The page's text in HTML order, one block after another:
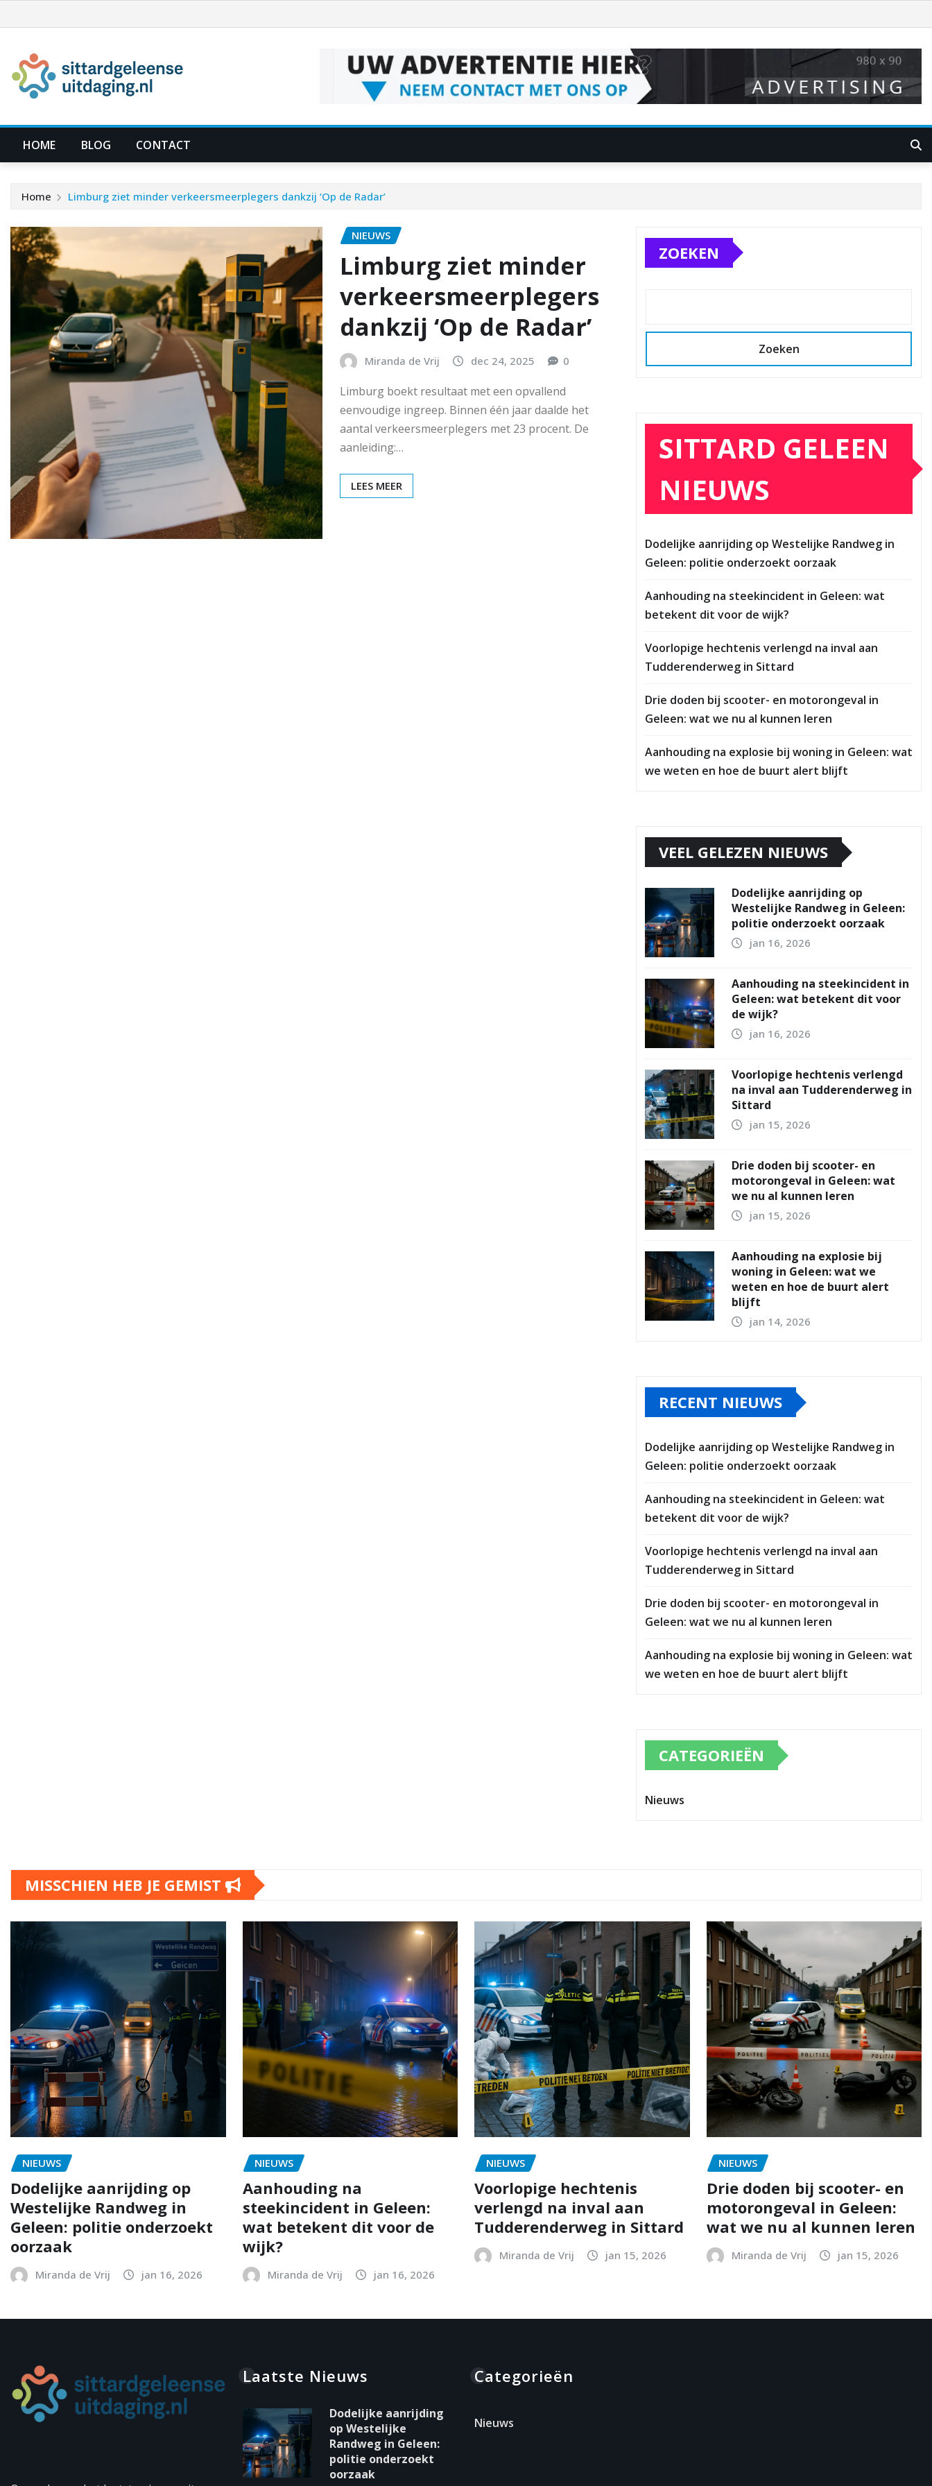
naar
inhoud
HOME BLOG CONTACT
Home Limburg ziet minder verkeersmeerplegers dankzij ‘Op de Radar’
NIEUWS
Limburg ziet minder
verkeersmeerplegers
dankzij ‘Op de Radar’
Miranda de Vrij dec 24, 2025 0
Limburg boekt resultaat met een opvallend
eenvoudige ingreep. Binnen één jaar daalde het
aantal verkeersmeerplegers met 23 procent. De
aanleiding:…
LEES MEER
ZOEKEN
Zoeken
SITTARD GELEEN
NIEUWS
Dodelijke aanrijding op Westelijke Randweg in
Geleen: politie onderzoekt oorzaak
Aanhouding na steekincident in Geleen: wat
betekent dit voor de wijk?
Voorlopige hechtenis verlengd na inval aan
Tudderenderweg in Sittard
Drie doden bij scooter- en motorongeval in
Geleen: wat we nu al kunnen leren
Aanhouding na explosie bij woning in Geleen: wat
we weten en hoe de buurt alert blijft
VEEL GELEZEN NIEUWS
Dodelijke aanrijding op
Westelijke Randweg in Geleen:
politie onderzoekt oorzaak
jan 16, 2026
Aanhouding na steekincident in
Geleen: wat betekent dit voor
de wijk?
jan 16, 2026
Voorlopige hechtenis verlengd
na inval aan Tudderenderweg in
Sittard
jan 15, 2026
Drie doden bij scooter- en
motorongeval in Geleen: wat
we nu al kunnen leren
jan 15, 2026
Aanhouding na explosie bij
woning in Geleen: wat we
weten en hoe de buurt alert
blijft
jan 14, 2026
RECENT NIEUWS
Dodelijke aanrijding op Westelijke Randweg in
Geleen: politie onderzoekt oorzaak
Aanhouding na steekincident in Geleen: wat
betekent dit voor de wijk?
Voorlopige hechtenis verlengd na inval aan
Tudderenderweg in Sittard
Drie doden bij scooter- en motorongeval in
Geleen: wat we nu al kunnen leren
Aanhouding na explosie bij woning in Geleen: wat
we weten en hoe de buurt alert blijft
CATEGORIEËN
Nieuws
MISSCHIEN HEB JE GEMIST
NIEUWS
Dodelijke aanrijding op
Westelijke Randweg in
Geleen: politie onderzoekt
oorzaak
Miranda de Vrij jan 16, 2026
NIEUWS
Aanhouding na
steekincident in Geleen:
wat betekent dit voor de
wijk?
Miranda de Vrij jan 16, 2026
NIEUWS
Voorlopige hechtenis
verlengd na inval aan
Tudderenderweg in Sittard
Miranda de Vrij jan 15, 2026
NIEUWS
Drie doden bij scooter- en
motorongeval in Geleen:
wat we nu al kunnen leren
Miranda de Vrij jan 15, 2026
Laatste Nieuws
Dodelijke aanrijding
op Westelijke
Randweg in Geleen:
politie onderzoekt
oorzaak
Categorieën
Nieuws